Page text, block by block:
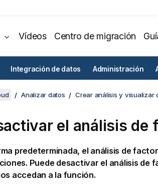
Vídeos Centro de migración
Integración de datos Administración
Analizar datos Crear análisis y visualizar
el análisis de
predeterminada, el análisis de
. Puede desactivar el análisis de
accedan a la función.